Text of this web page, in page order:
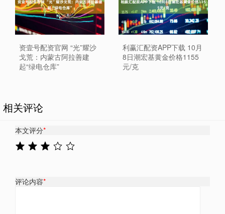
资壹号配资官网 “光”耀沙
戈荒：内蒙古阿拉善建
起“绿电仓库”
利赢汇配资APP下载 10月
8日潮宏基黄金价格1155
元/克
相关评论
本文评分*
评论内容*